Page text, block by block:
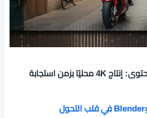
RTX AI وصناعة المحتوى: إنتاج 4K محليًا بزمن استجابة